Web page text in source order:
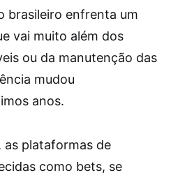
brasileiro enfrenta um
vai muito além dos
ou da manutenção das
mudou
anos.
as plataformas de
como bets, se